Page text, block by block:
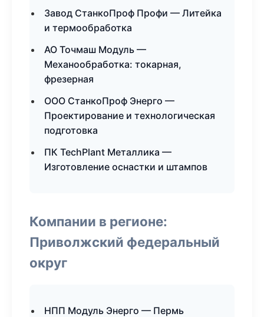
Завод СтанкоПроф Профи — Литейка
и термообработка
АО Точмаш Модуль —
Механообработка: токарная,
фрезерная
ООО СтанкоПроф Энерго —
Проектирование и технологическая
подготовка
ПК TechPlant Металлика —
Изготовление оснастки и штампов
Компании в регионе:
Приволжский федеральный
округ
НПП Модуль Энерго — Пермь